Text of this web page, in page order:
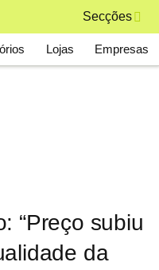
Secções
Lojas Empresas
“Preço subiu
da